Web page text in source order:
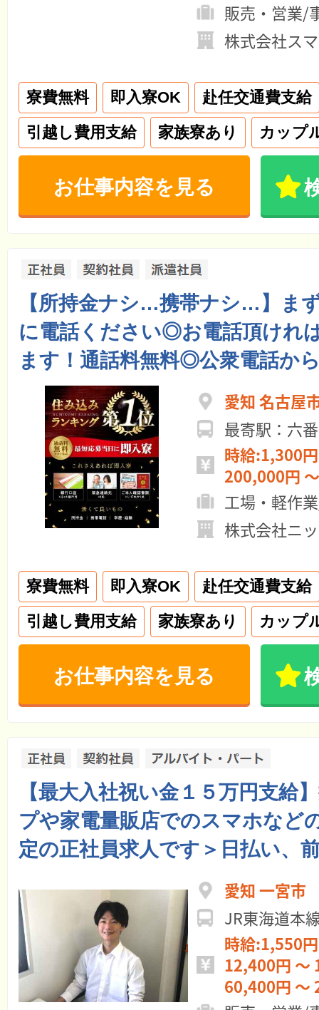
販売・営業/
株式会社ス
寮費無料 即入寮OK
赴任交通費支給
引越し費用支給
家族寮あり カップ
お仕事内容を見る
【所持金ナシ…携帯ナシ…】ま
に電話ください◎お電話頂けれ
ます！通話料無料◎公衆電話か
愛知 名古屋
最寄駅：六
時給:1,300
200,000円
工場・軽作
株式会社ニ
寮費無料 即入寮OK
赴任交通費支給
引越し費用支給
家族寮あり カップ
お仕事内容を見る
【最大入社祝い金１５万円支給
プや家電量販店でのスマホなど
定の正社員求人です＞日払い、
愛知 一宮市
JR東海道本
時給:1,550
12,400円 ～
60,400円 ～